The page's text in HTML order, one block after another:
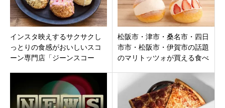
インスタ映えするサクサクし
っとりの食感がおいしいスコ
ーン専門店「ジーンスコー
松阪市・津市・桑名市・四日
市市・松阪市・伊賀市の話題
のマリトッツォが買える食べ
リー１０選【三重県】